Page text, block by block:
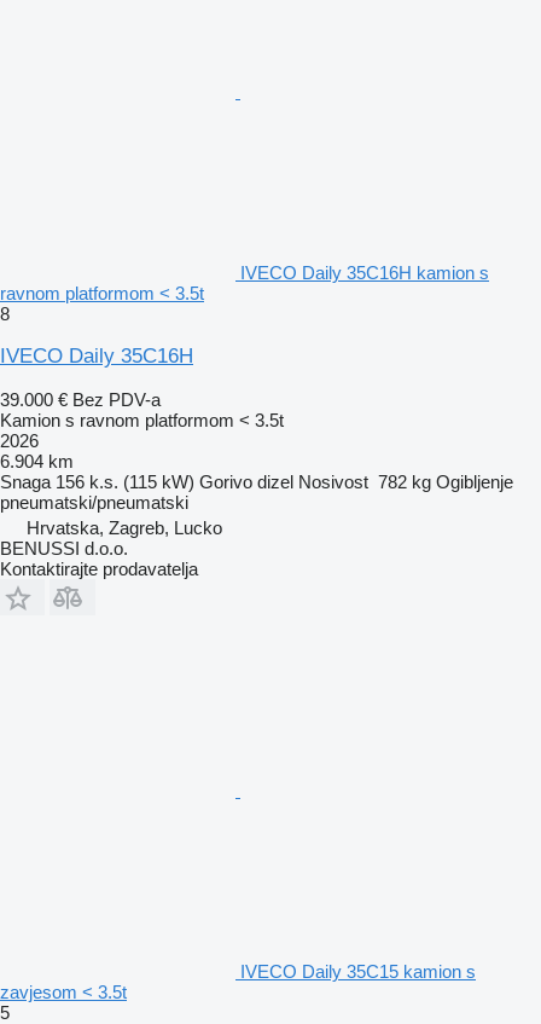
IVECO Daily 35C16H kamion s
ravnom platformom < 3.5t
8
IVECO Daily 35C16H
39.000 € Bez PDV-a
Kamion s ravnom platformom < 3.5t
2026
6.904 km
Snaga 156 k.s. (115 kW) Gorivo dizel Nosivost 782 kg Ogibljenje
pneumatski/pneumatski
Hrvatska, Zagreb, Lucko
BENUSSI d.o.o.
Kontaktirajte prodavatelja
IVECO Daily 35C15 kamion s
zavjesom < 3.5t
5